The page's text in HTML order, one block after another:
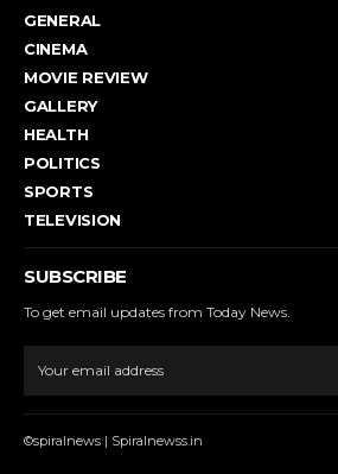
GENERAL
CINEMA
MOVIE REVIEW
GALLERY
HEALTH
POLITICS
SPORTS
TELEVISION
SUBSCRIBE
To get email updates from Today News.
©spiralnews | Spiralnewss.in